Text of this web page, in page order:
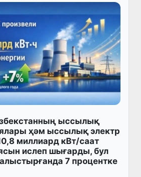
ыссылық
ҳәм ыссылық электр
миллиард кВт/саат
ислеп шығарды, бул
7 процентке